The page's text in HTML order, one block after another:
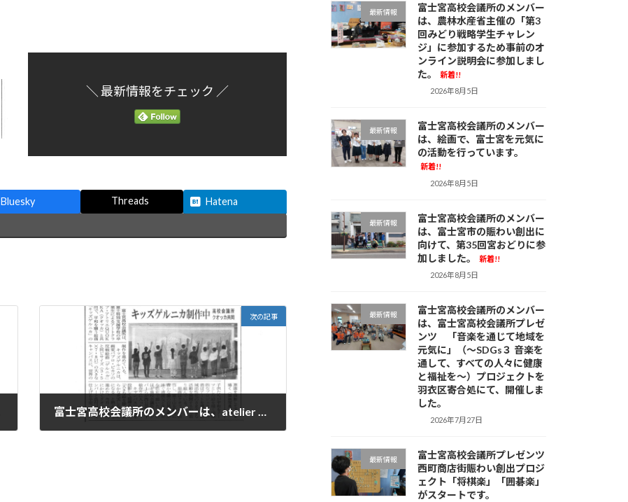
＼ 最新情報をチェック ／
Bluesky Threads Hatena
次の記事
富士宮高校会議所のメンバーは、atelier QUOKKAとコラボして、キッズゲルニカの作品を制作を始めた様子が富士ニュースに掲載されました。
最新情報
富士宮高校会議所のメンバー
は、農林水産省主催の「第3
回みどり戦略学生チャレン
ジ」に参加するため事前のオ
ンライン説明会に参加しまし
た。
新着!!
2026年8月5日
最新情報
富士宮高校会議所のメンバー
は、絵画で、富士宮を元気に
の活動を行っています。
新着!!
2026年8月5日
最新情報
富士宮高校会議所のメンバー
は、富士宮市の賑わい創出に
向けて、第35回宮おどりに参
加しました。
新着!!
2026年8月5日
最新情報
富士宮高校会議所のメンバー
は、富士宮高校会議所プレゼ
ンツ 「音楽を通じて地域を
元気に」（～SDGs３ 音楽を
通して、すべての人々に健康
と福祉を～）プロジェクトを
羽衣区寄合処にて、開催しま
した。
2026年7月27日
最新情報
富士宮高校会議所プレゼンツ
西町商店街賑わい創出プロジ
ェクト「将棋楽」「囲碁楽」
がスタートです。